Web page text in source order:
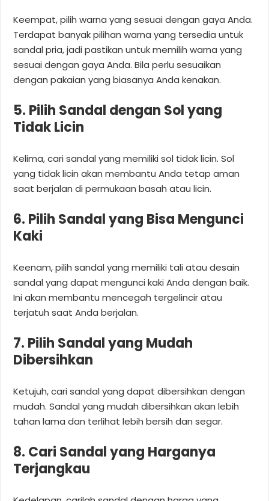
Keempat, pilih warna yang sesuai dengan gaya Anda.
Terdapat banyak pilihan warna yang tersedia untuk
sandal pria, jadi pastikan untuk memilih warna yang
sesuai dengan gaya Anda. Bila perlu sesuaikan
dengan pakaian yang biasanya Anda kenakan.
5. Pilih Sandal dengan Sol yang
Tidak Licin
Kelima, cari sandal yang memiliki sol tidak licin. Sol
yang tidak licin akan membantu Anda tetap aman
saat berjalan di permukaan basah atau licin.
6. Pilih Sandal yang Bisa Mengunci
Kaki
Keenam, pilih sandal yang memiliki tali atau desain
sandal yang dapat mengunci kaki Anda dengan baik.
Ini akan membantu mencegah tergelincir atau
terjatuh saat Anda berjalan.
7. Pilih Sandal yang Mudah
Dibersihkan
Ketujuh, cari sandal yang dapat dibersihkan dengan
mudah. Sandal yang mudah dibersihkan akan lebih
tahan lama dan terlihat lebih bersih dan segar.
8. Cari Sandal yang Harganya
Terjangkau